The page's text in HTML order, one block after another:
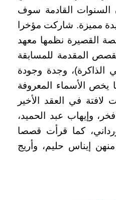
السنوات القادمة سوف
مميزة. شاركت مؤخرا
القصيرة نظمها معهد
المقدمة للمسابقة
الذاكرة)، وجدة وجودة
يخص الأسماء المعروفة
في العقد الأخير
وإيهاب عبد الحميد،
كما قرأت قصصا
إيناس حليم، وأريج